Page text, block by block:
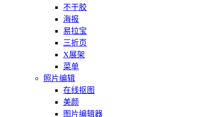
不干胶
海报
易拉宝
三折页
X展架
菜单
照片编辑
在线抠图
美颜
图片编辑器